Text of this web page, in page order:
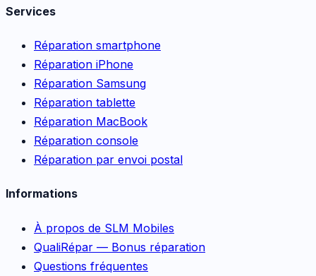
Services
Réparation smartphone
Réparation iPhone
Réparation Samsung
Réparation tablette
Réparation MacBook
Réparation console
Réparation par envoi postal
Informations
À propos de SLM Mobiles
QualiRépar — Bonus réparation
Questions fréquentes